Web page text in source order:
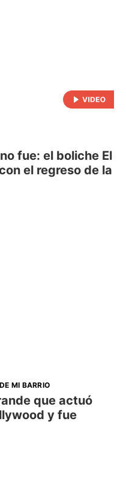
fue: el boliche El
el regreso de la
MI BARRIO
que actuó
y fue